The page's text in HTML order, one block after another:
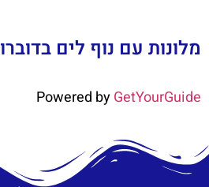
מלונות עם נוף לים
Powered byGetYourGuide